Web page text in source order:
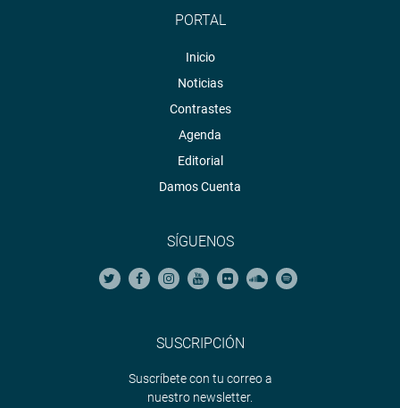
PORTAL
Inicio
Noticias
Contrastes
Agenda
Editorial
Damos Cuenta
SÍGUENOS
SUSCRIPCIÓN
Suscríbete con tu correo a
nuestro newsletter.